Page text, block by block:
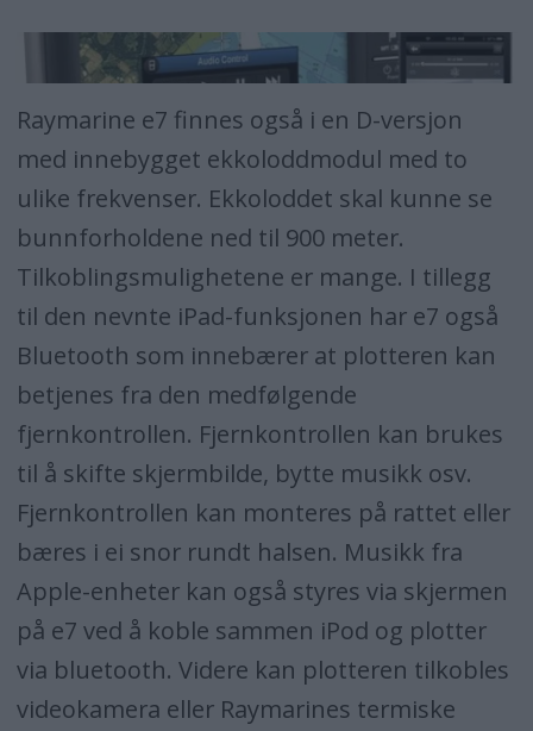
Raymarine e7 finnes også i en D-versjon
med innebygget ekkoloddmodul med to
ulike frekvenser. Ekkoloddet skal kunne se
bunnforholdene ned til 900 meter.
Tilkoblingsmulighetene er mange. I tillegg
til den nevnte iPad-funksjonen har e7 også
Bluetooth som innebærer at plotteren kan
betjenes fra den medfølgende
fjernkontrollen. Fjernkontrollen kan brukes
til å skifte skjermbilde, bytte musikk osv.
Fjernkontrollen kan monteres på rattet eller
bæres i ei snor rundt halsen. Musikk fra
Apple-enheter kan også styres via skjermen
på e7 ved å koble sammen iPod og plotter
via bluetooth. Videre kan plotteren tilkobles
videokamera eller Raymarines termiske